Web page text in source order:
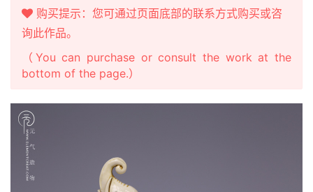
购买提示：您可通过页面底部的联系方式购买或咨
询此作品。
（You can purchase or consult the work at the
bottom of the page.）